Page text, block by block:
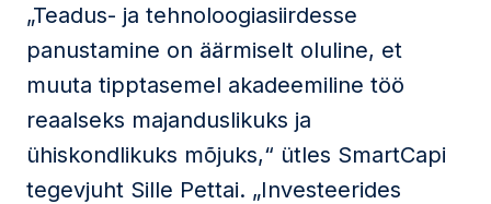
„Teadus- ja tehnoloogiasiirdesse
panustamine on äärmiselt oluline, et
muuta tipptasemel akadeemiline töö
reaalseks majanduslikuks ja
ühiskondlikuks mõjuks,“ ütles SmartCapi
tegevjuht Sille Pettai. „Investeerides